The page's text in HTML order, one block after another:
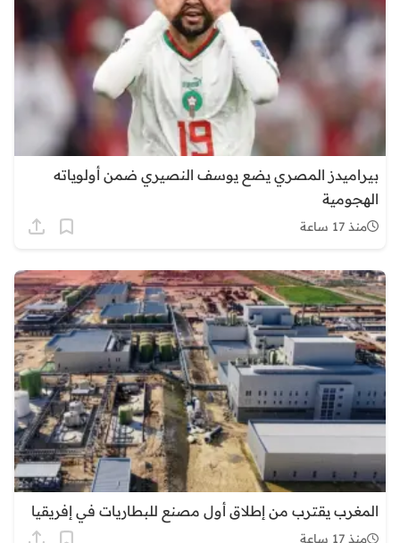
بيراميدز المصري يضع يوسف النصيري ضمن أولوياته
الهجومية
منذ 17 ساعة
المغرب يقترب من إطلاق أول مصنع للبطاريات في إفريقيا
منذ 17 ساعة